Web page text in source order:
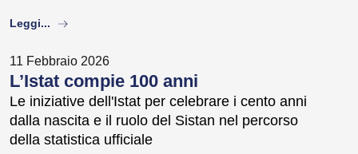
Leggi... about
11 Febbraio 2026
L’Istat compie 100 anni
Le iniziative dell'Istat per celebrare i cento anni
dalla nascita e il ruolo del Sistan nel percorso
della statistica ufficiale